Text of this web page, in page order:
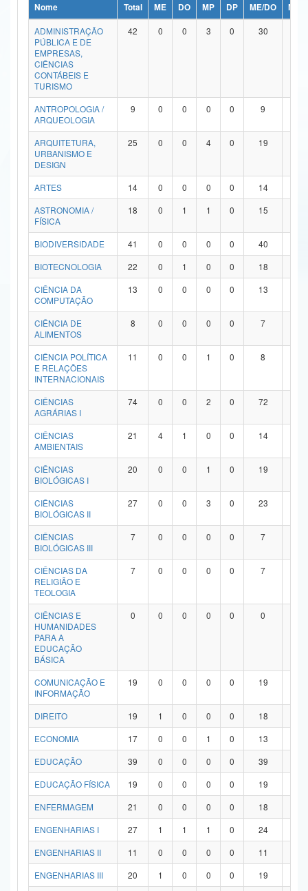
Ministério da Ciência, Tecnologia, Inovações e Comunicações
Ministério do Meio Ambiente
Ministério do Turismo
Ministério do Desenvolvimento Regional
Controladoria-Geral da União
Ministério da Mulher, da Família e dos Direitos Humanos
Secretaria de Governo
Advocacia-Geral da União
Banco Central do Brasil
Nome Total ME DO MP DP ME/DO
MP/
ADMINISTRAÇÃO
PÚBLICA E DE
EMPRESAS,
CIÊNCIAS
CONTÁBEIS E
TURISMO
42 0 0 3 0 30
ANTROPOLOGIA /
ARQUEOLOGIA
9 0 0 0 0 9
ARQUITETURA,
URBANISMO E
DESIGN
25 0 0 4 0 19
ARTES 14 0 0 0 0 14
ASTRONOMIA /
FÍSICA
18 0 1 1 0 15
BIODIVERSIDADE 41 0 0 0 0 40
BIOTECNOLOGIA
22 0 1 0 0 18
CIÊNCIA DA
COMPUTAÇÃO
13 0 0 0 0 13
CIÊNCIA DE
ALIMENTOS
8 0 0 0 0 7
CIÊNCIA POLÍTICA
E RELAÇÕES
INTERNACIONAIS
11 0 0 1 0 8
CIÊNCIAS
AGRÁRIAS I
74 0 0 2 0 72
CIÊNCIAS
AMBIENTAIS
21 4 1 0 0 14
CIÊNCIAS
BIOLÓGICAS I
20 0 0 1 0 19
CIÊNCIAS
BIOLÓGICAS II
27 0 0 3 0 23
CIÊNCIAS
BIOLÓGICAS III
7 0 0 0 0 7
CIÊNCIAS DA
RELIGIÃO E
TEOLOGIA
7 0 0 0 0 7
CIÊNCIAS E
HUMANIDADES
PARA A
EDUCAÇÃO
BÁSICA
0 0 0 0 0 0
COMUNICAÇÃO E
INFORMAÇÃO
19 0 0 0 0 19
DIREITO 19 1 0 0 0 18
ECONOMIA
17 0 0 1 0 13
EDUCAÇÃO
39 0 0 0 0 39
EDUCAÇÃO FÍSICA
19 0 0 0 0 19
ENFERMAGEM
21 0 0 0 0 18
ENGENHARIAS I
27 1 1 1 0 24
ENGENHARIAS II
11 0 0 0 0 11
ENGENHARIAS III
20 1 0 0 0 19